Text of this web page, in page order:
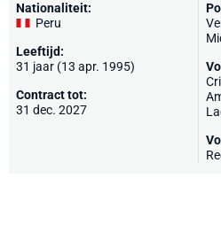
Nationaliteit:
Peru
Leeftijd:
31 jaar (13 apr. 1995)
Contract tot:
31 dec. 2027